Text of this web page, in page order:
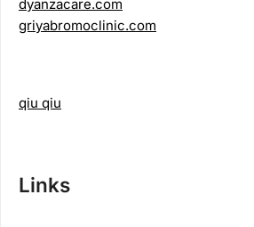
dyanzacare.com
griyabromoclinic.com
qiu qiu
Links